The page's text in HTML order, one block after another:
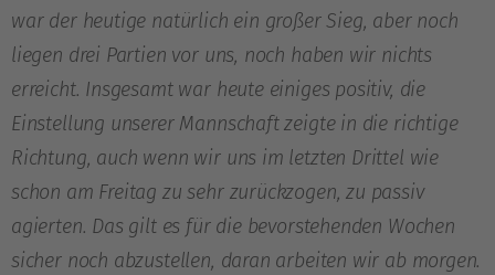
war der heutige natürlich ein großer Sieg, aber noch
liegen drei Partien vor uns, noch haben wir nichts
erreicht. Insgesamt war heute einiges positiv, die
Einstellung unserer Mannschaft zeigte in die richtige
Richtung, auch wenn wir uns im letzten Drittel wie
schon am Freitag zu sehr zurückzogen, zu passiv
agierten. Das gilt es für die bevorstehenden Wochen
sicher noch abzustellen, daran arbeiten wir ab morgen.